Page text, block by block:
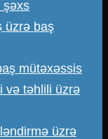
şəxs
üzrə baş
mütəxəssis
və təhlili üzrə
üzrə